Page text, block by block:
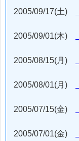
2005/09/17(土)
2005/09/01(木)
2005/08/15(月)
2005/08/01(月)
2005/07/15(金)
2005/07/01(金)